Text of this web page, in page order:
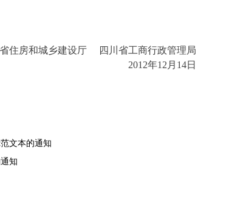
住房和城乡建设厅 四川省工商行政管理局
2012年12月14日
文本的通知
知